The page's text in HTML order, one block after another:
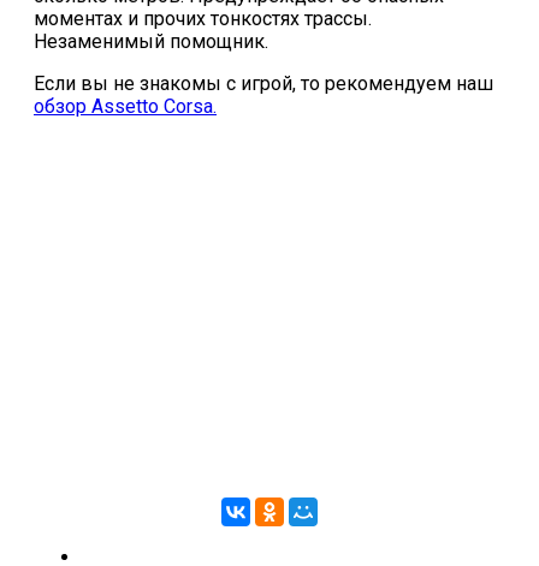
моментах и прочих тонкостях трассы.
Незаменимый помощник.
Если вы не знакомы с игрой, то рекомендуем наш
обзор Assetto Corsa.